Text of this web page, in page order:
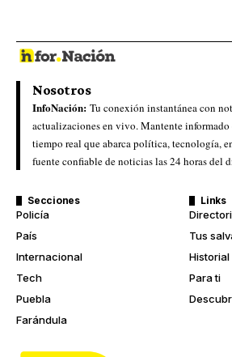
Nosotros
InfoNación: Tu conexión instantánea con
actualizaciones en vivo. Mantente informado
tiempo real que abarca política, tecnología,
fuente confiable de noticias las 24 horas del
Secciones
Policía
País
Internacional
Tech
Puebla
Farándula
Links
Tus
Historial
Para ti